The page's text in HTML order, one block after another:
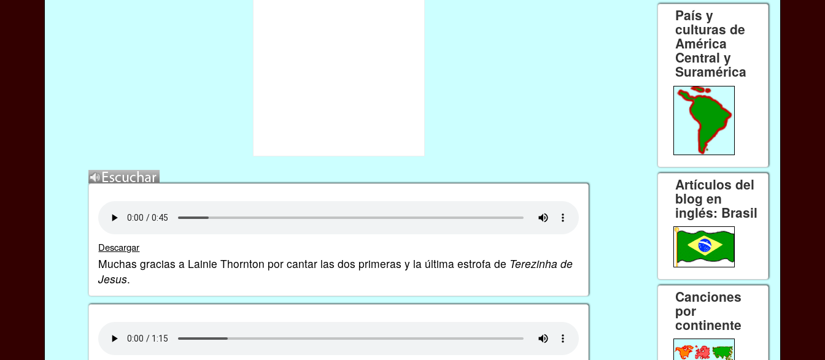
Descargar
Muchas gracias a Lainie Thornton por cantar las dos primeras y la última estrofa de Terezinha de
Jesus.
País y
culturas de
América
Central y
Suramérica
Artículos del
blog en
inglés: Brasil
Canciones
por
continente